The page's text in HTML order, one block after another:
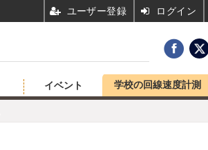
イベント 学校の回線速度計測
ユーザー登録 ログイン